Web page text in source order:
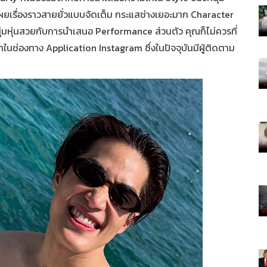
รื่องราวสายยั่วแบบจัดเต็ม กระแสช่างเยอะมาก Character
หุ่นสวยกับการนำเสนอ Performance ส่วนตัว คุณก็ไม่ควรที่
ในช่องทาง Application Instagram ซึ่งในปัจจุบันมีผู้ติดตาม